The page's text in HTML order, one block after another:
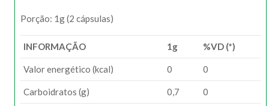
Porção: 1g (2 cápsulas)
INFORMAÇÃO 1g %VD (*)
Valor energético (kcal) 0 0
Carboidratos (g) 0,7 0